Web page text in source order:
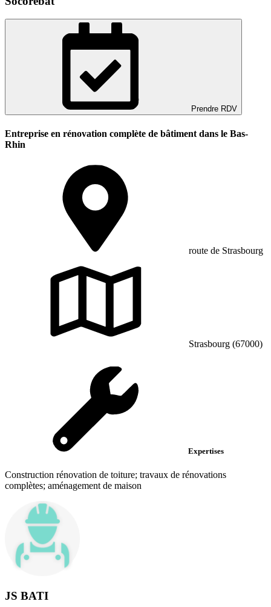
Prendre RDV
Entreprise en rénovation complète de bâtiment dans le Bas-
Rhin
route de Strasbourg
Strasbourg (67000)
Expertises
Construction rénovation de toiture; travaux de rénovations
complètes; aménagement de maison
JS BATI